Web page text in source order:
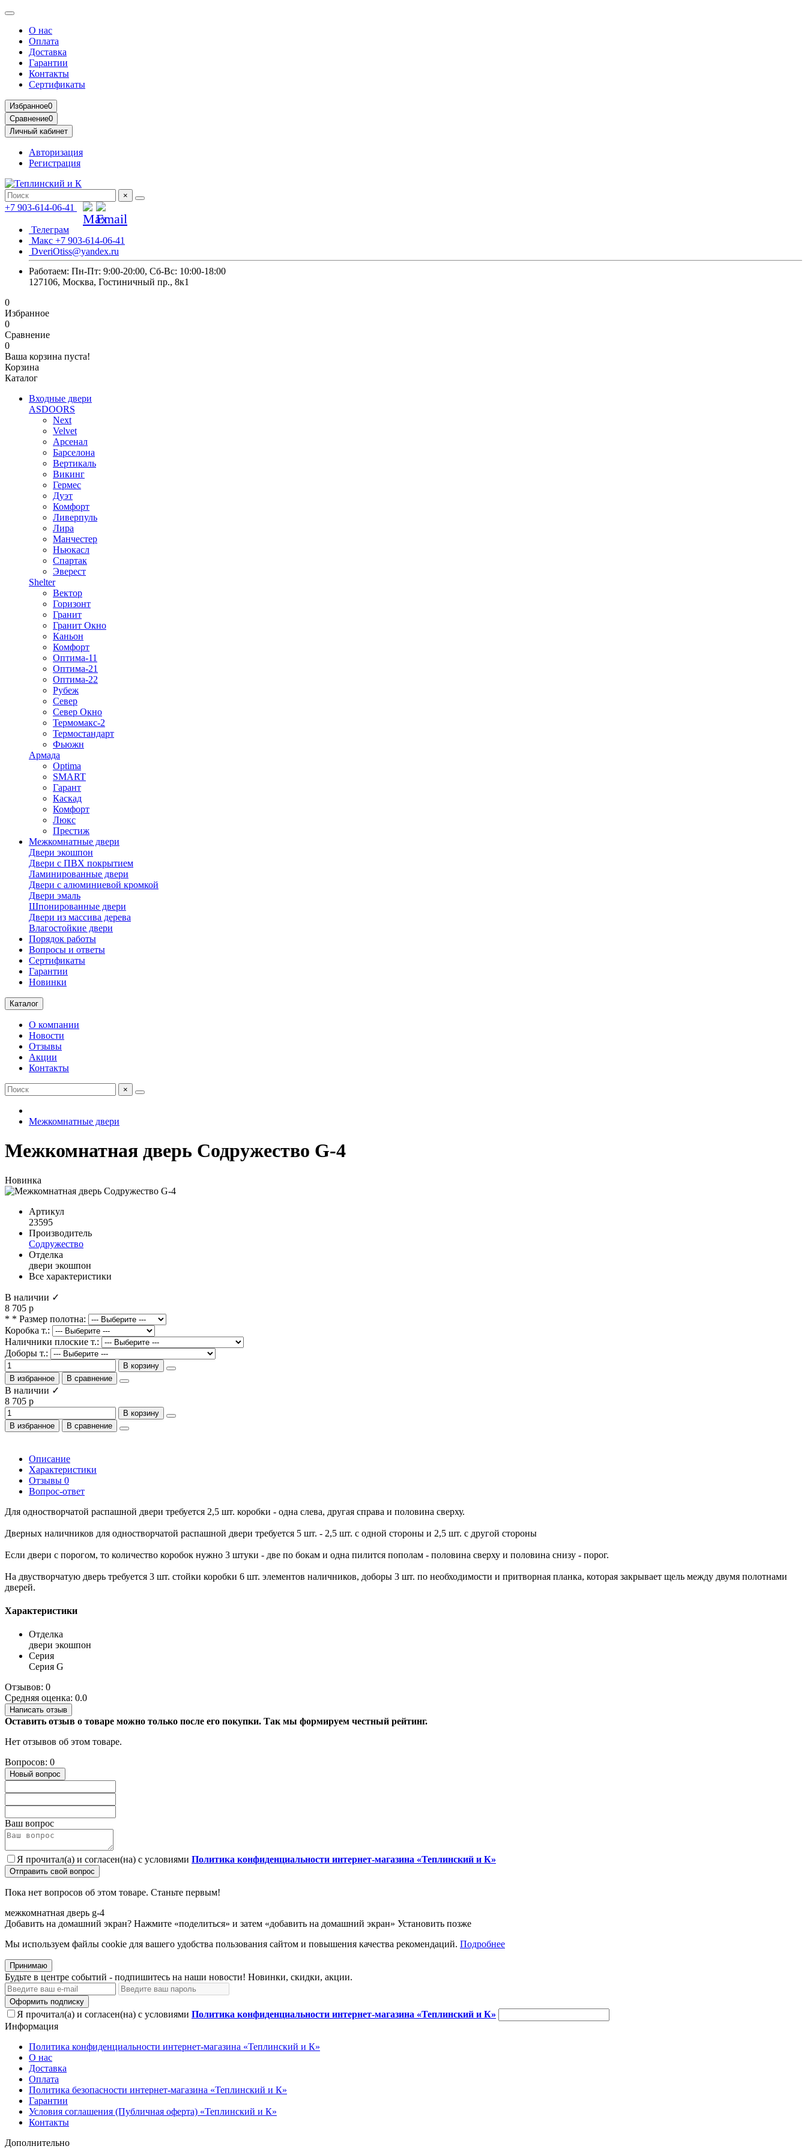
О нас
Оплата
Доставка
Гарантии
Контакты
Сертификаты
Избранное0
Сравнение0
Личный кабинет
Авторизация
Регистрация
×
+7 903-614-06-41
Телеграм
Макс +7 903-614-06-41
DveriOtiss@yandex.ru
Работаем: Пн-Пт: 9:00-20:00, Сб-Вс: 10:00-18:00
127106, Москва, Гостиничный пр., 8к1
0
Избранное
0
Сравнение
0
Ваша корзина пуста!
Корзина
Каталог
Входные двери
ASDOORS
Next
Velvet
Арсенал
Барселона
Вертикаль
Викинг
Гермес
Дуэт
Комфорт
Ливерпуль
Лира
Манчестер
Ньюкасл
Спартак
Эверест
Shelter
Вектор
Горизонт
Гранит
Гранит Окно
Каньон
Комфорт
Оптима-11
Оптима-21
Оптима-22
Рубеж
Север
Север Окно
Термомакс-2
Термостандарт
Фьюжн
Армада
Optima
SMART
Гарант
Каскад
Комфорт
Люкс
Престиж
Межкомнатные двери
Двери экошпон
Двери с ПВХ покрытием
Ламинированные двери
Двери с алюминиевой кромкой
Двери эмаль
Шпонированные двери
Двери из массива дерева
Влагостойкие двери
Порядок работы
Вопросы и ответы
Сертификаты
Гарантии
Новинки
Каталог
О компании
Новости
Отзывы
Акции
Контакты
×
Межкомнатные двери
Межкомнатная дверь Содружество G-4
Новинка
Артикул
23595
Производитель
Содружество
Отделка
двери экошпон
Все характеристики
В наличии ✓
8 705 р
* * Размер полотна:
Коробка т.:
Наличники плоские т.:
Доборы т.:
В корзину
В избранное
В сравнение
В наличии ✓
8 705 р
В корзину
В избранное
В сравнение
Описание
Характеристики
Отзывы 0
Вопрос-ответ
Для одностворчатой распашной двери требуется 2,5 шт. коробки - одна слева, другая справа и половина сверху.
Дверных наличников для одностворчатой распашной двери требуется 5 шт. - 2,5 шт. с одной стороны и 2,5 шт. с другой стороны
Если двери с порогом, то количество коробок нужно 3 штуки - две по бокам и одна пилится пополам - половина сверху и половина снизу - порог.
На двустворчатую дверь требуется 3 шт. стойки коробки 6 шт. элементов наличников, доборы 3 шт. по необходимости и притворная планка, которая закрывает щель между двумя полотнами
дверей.
Характеристики
Отделка
двери экошпон
Серия
Серия G
Отзывов: 0
Средняя оценка: 0.0
Написать отзыв
Оставить отзыв о товаре можно только после его покупки. Так мы формируем честный рейтинг.
Нет отзывов об этом товаре.
Вопросов: 0
Новый вопрос
Ваш вопрос
Я прочитал(а) и согласен(на) с условиями Политика конфиденциальности интернет-магазина «Теплинский и К»
Отправить свой вопрос
Пока нет вопросов об этом товаре. Станьте первым!
межкомнатная дверь g-4
Добавить на домашний экран? Нажмите «поделиться» и затем «добавить на домашний экран» Установить позже
Мы используем файлы cookie для вашего удобства пользования сайтом и повышения качества рекомендаций. Подробнее
Принимаю
Будьте в центре событий - подпишитесь на наши новости! Новинки, скидки, акции.
Оформить подписку
Я прочитал(а) и согласен(на) с условиями Политика конфиденциальности интернет-магазина «Теплинский и К»
Информация
Политика конфиденциальности интернет-магазина «Теплинский и К»
О нас
Доставка
Оплата
Политика безопасности интернет-магазина «Теплинский и К»
Гарантии
Условия соглашения (Публичная оферта) «Теплинский и К»
Контакты
Дополнительно